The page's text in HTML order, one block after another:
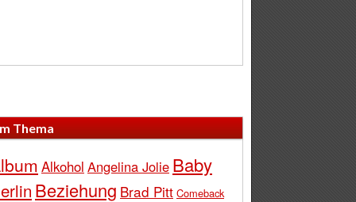
Thema
Alkohol Angelina Jolie Baby
Beziehung Brad Pitt Comeback